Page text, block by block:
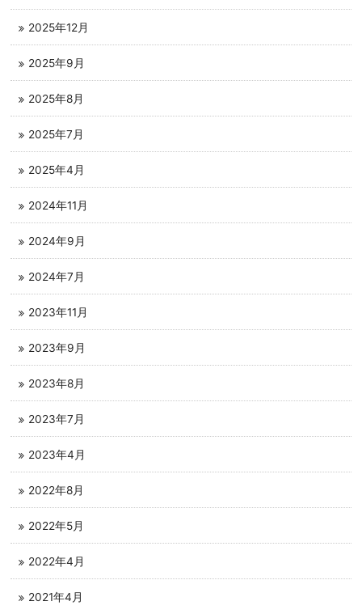
2025年12月
2025年9月
2025年8月
2025年7月
2025年4月
2024年11月
2024年9月
2024年7月
2023年11月
2023年9月
2023年8月
2023年7月
2023年4月
2022年8月
2022年5月
2022年4月
2021年4月